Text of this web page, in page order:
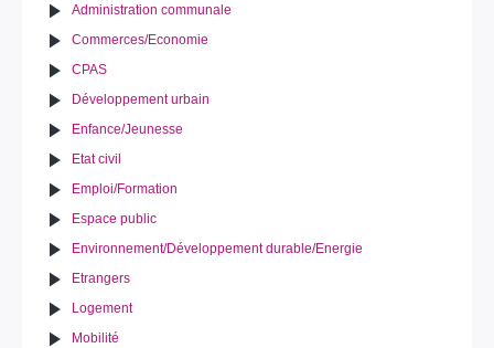
Administration communale
Commerces/Economie
CPAS
Développement urbain
Enfance/Jeunesse
Etat civil
Emploi/Formation
Espace public
Environnement/Développement durable/Energie
Etrangers
Logement
Mobilité